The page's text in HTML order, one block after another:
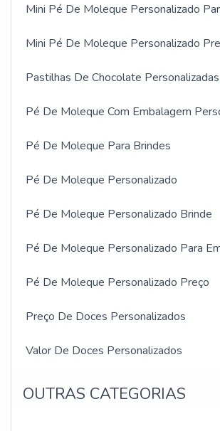
Mini Pé De Moleque Personalizado
Mini Pé De Moleque Personalizado
Pastilhas De Chocolate Personalizadas
Pé De Moleque Com Embalagem
Pé De Moleque Para Brindes
Pé De Moleque Personalizado
Pé De Moleque Personalizado Brinde
Pé De Moleque Personalizado Para
Pé De Moleque Personalizado Preço
Preço De Doces Personalizados
Valor De Doces Personalizados
OUTRAS CATEGORIAS